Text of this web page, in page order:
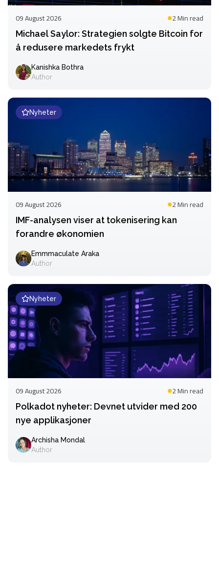
09 August 2026 2 Minread
Michael Saylor: Strategien solgte Bitcoin for
å redusere markedets frykt
Kanishka Bothra
Author
Nyheter
09 August 2026 2 Minread
IMF-analysen viser at tokenisering kan
forandre økonomien
Emmmaculate Araka
Author
Nyheter
09 August 2026 2 Minread
Polkadot nyheter: Devnet utvider med 200
nye applikasjoner
Archisha Mondal
Author